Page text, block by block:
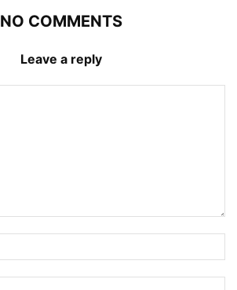
NO COMMENTS
Leave a reply